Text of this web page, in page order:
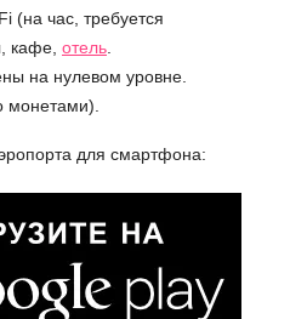
(на час, требуется
кафе, отель
на нулевом уровне.
монетами).
для смартфона: